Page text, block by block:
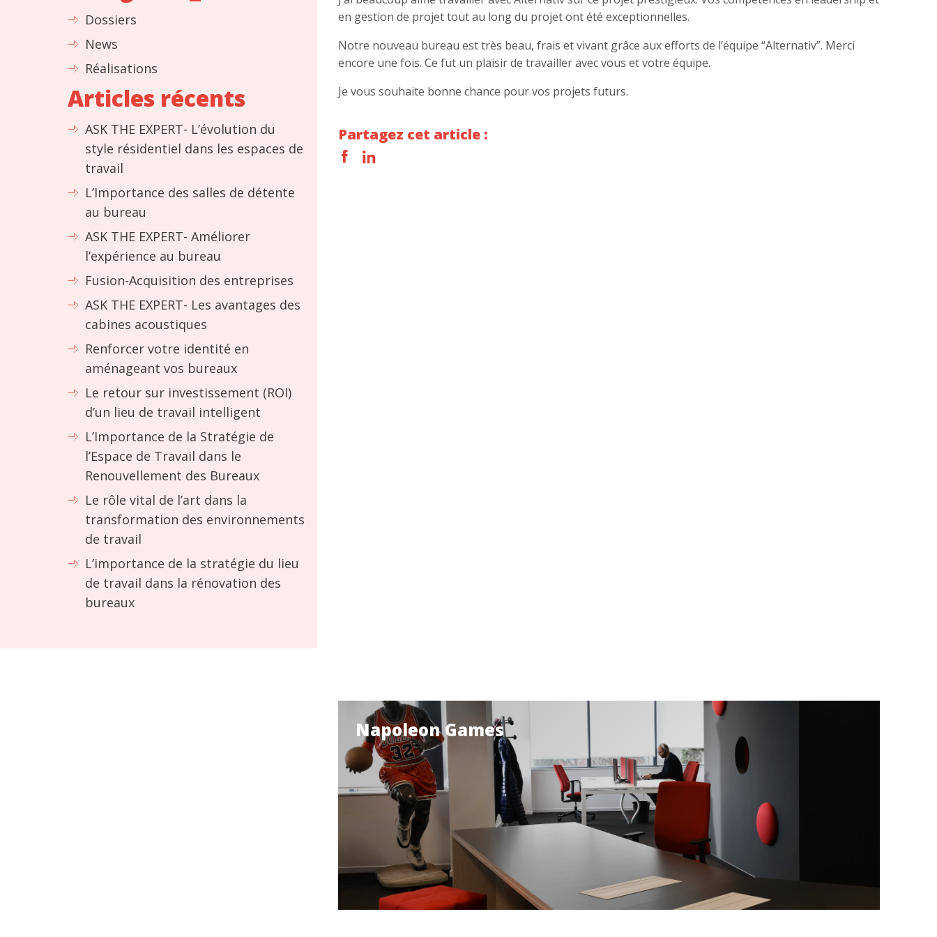
Dossiers
News
Réalisations
Articles récents
ASK THE EXPERT- L’évolution du
style résidentiel dans les espaces de
travail
L’Importance des salles de détente
au bureau
ASK THE EXPERT- Améliorer
l’expérience au bureau
Fusion-Acquisition des entreprises
ASK THE EXPERT- Les avantages des
cabines acoustiques
Renforcer votre identité en
aménageant vos bureaux
Le retour sur investissement (ROI)
d’un lieu de travail intelligent
L’Importance de la Stratégie de
l’Espace de Travail dans le
Renouvellement des Bureaux
Le rôle vital de l’art dans la
transformation des environnements
de travail
L’importance de la stratégie du lieu
de travail dans la rénovation des
bureaux
en gestion de projet tout au long du projet ont été exceptionnelles.
Notre nouveau bureau est très beau, frais et vivant grâce aux efforts de l’équipe “Alternativ”. Merci
encore une fois. Ce fut un plaisir de travailler avec vous et votre équipe.
Je vous souhaite bonne chance pour vos projets futurs.
Partagez cet article :
Napoleon Games